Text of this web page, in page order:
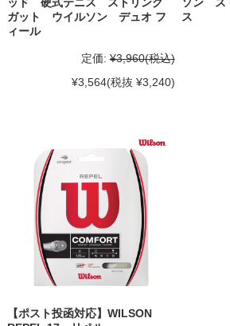
ガット ウイルソン デュオ フ
ィール
定価: ¥3,960(税込)
¥3,564(税抜 ¥3,240)
ス
【ポスト投函対応】WILSON